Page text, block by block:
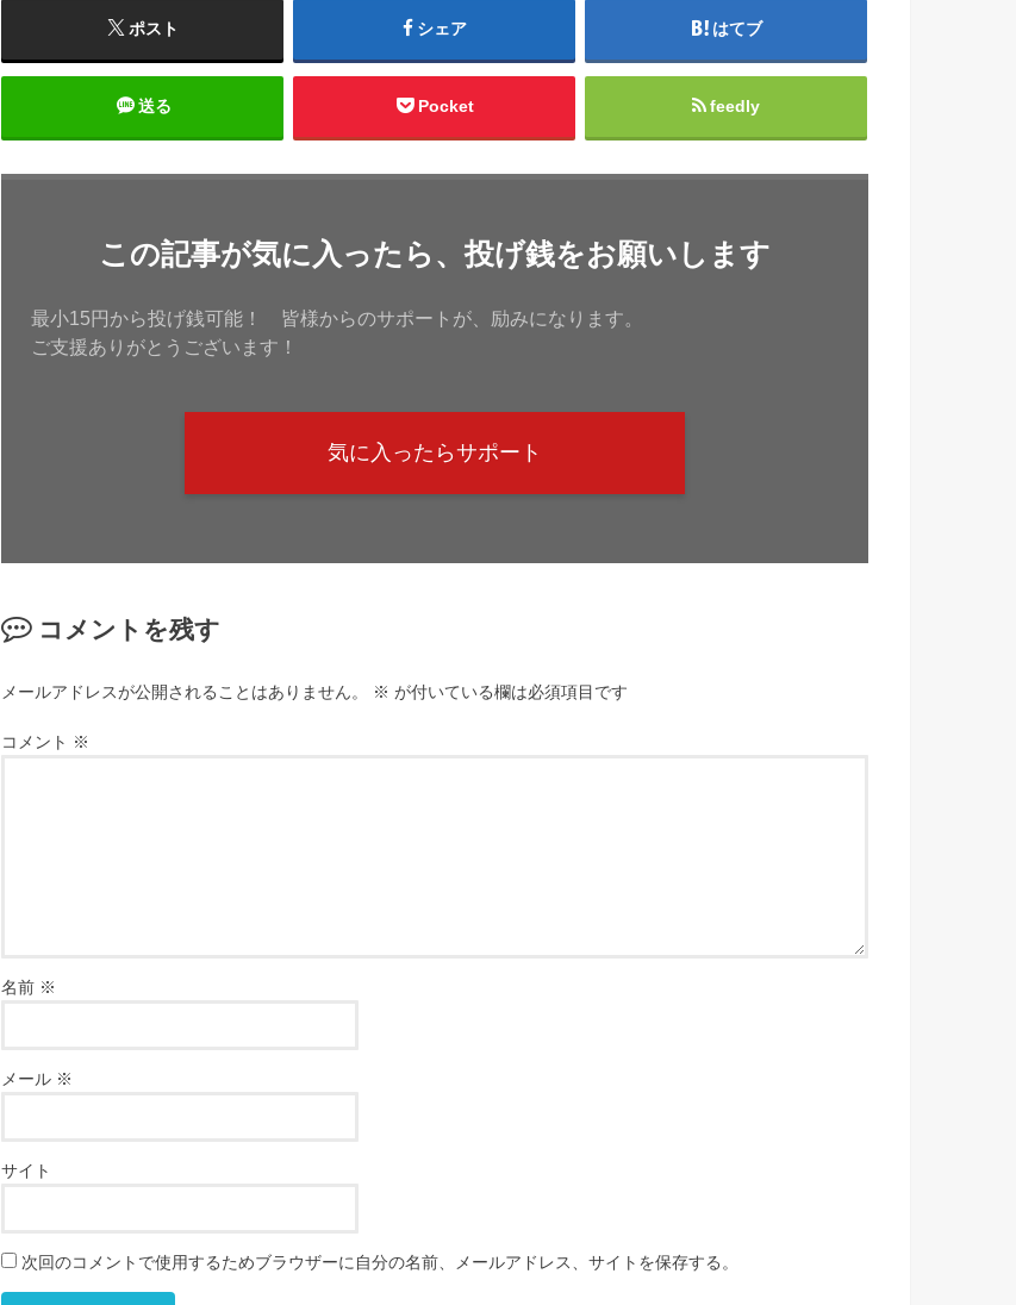
ポスト シェア はてブ
送る Pocket feedly
この記事が気に入ったら、投げ銭をお願いします
最小15円から投げ銭可能！ 皆様からのサポートが、励みになります。
ご支援ありがとうございます！
気に入ったらサポート
コメントを残す
メールアドレスが公開されることはありません。 ※ が付いている欄は必須項目です
コメント ※
名前 ※
メール ※
サイト
次回のコメントで使用するためブラウザーに自分の名前、メールアドレス、サイトを保存する。